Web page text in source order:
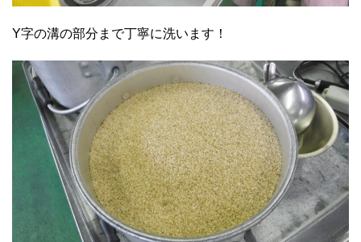
Y字の溝の部分まで丁寧に洗います！